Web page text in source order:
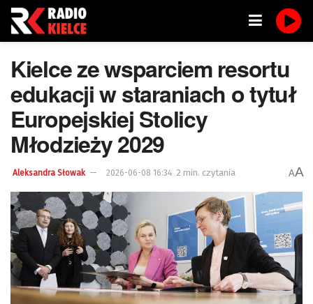
Kielce ze wsparciem resortu
edukacji w staraniach o tytuł
Europejskiej Stolicy
Młodzieży 2029
Aleksandra Słowak 2026-06-08 16:34 2 min. czytania AA